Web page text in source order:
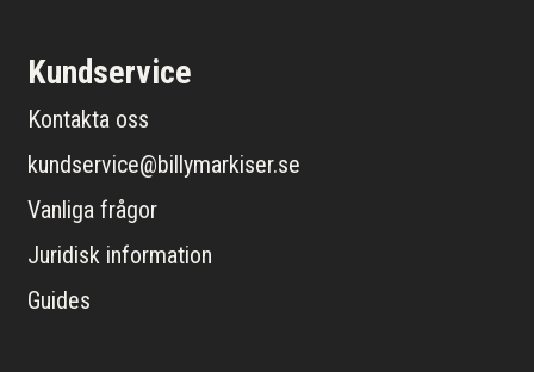
Kundservice
Kontakta oss
kundservice@billymarkiser.se
Vanliga frågor
Juridisk information
Guides